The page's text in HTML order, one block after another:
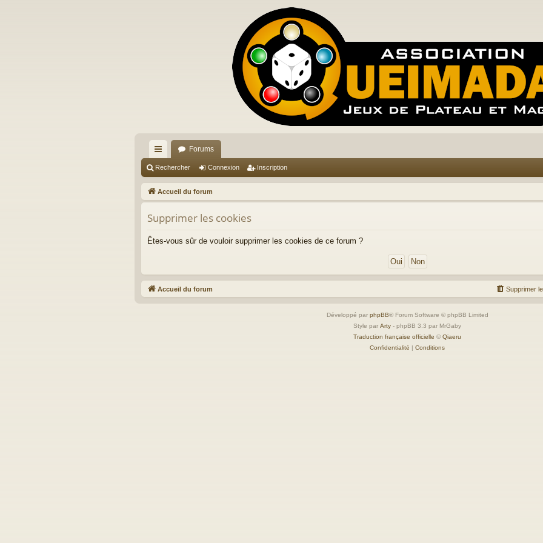
ac
co
ur
ci
s
Forums
Rechercher Connexion Inscription
Accueil du forum
Supprimer les cookies
Êtes-vous sûr de vouloir supprimer les cookies de ce forum ?
Accueil du forum Supprimer
Développé par phpBB® Forum Software © phpBB Limited
Style par Arty - phpBB 3.3 par MrGaby
Traduction française officielle © Qiaeru
Confidentialité | Conditions